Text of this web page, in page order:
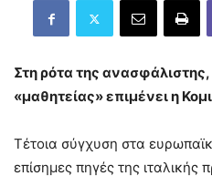
Στη ρότα της ανασφάλιστης,
«μαθητείας» επιμένει η
Τέτοια σύγχυση στα
επίσημες πηγές της ιταλικής